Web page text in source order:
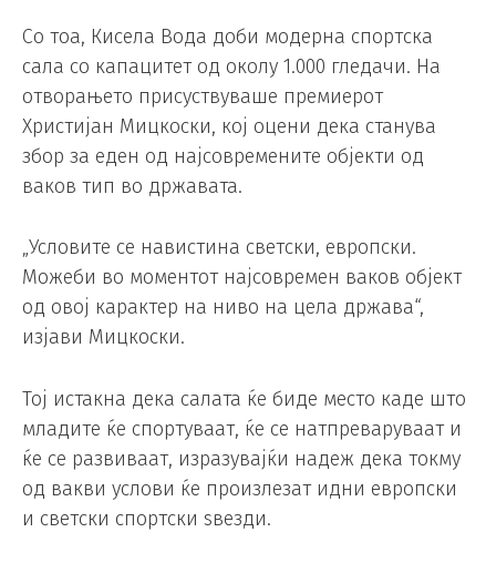
Со тоа, Кисела Вода доби модерна спортска
сала со капацитет од околу 1.000 гледачи. На
отворањето присуствуваше премиерот
Христијан Мицкоски, кој оцени дека станува
збор за еден од најсовремените објекти од
ваков тип во државата.
„Условите се навистина светски, европски.
Можеби во моментот најсовремен ваков објект
од овој карактер на ниво на цела држава“,
изјави Мицкоски.
Тој истакна дека салата ќе биде место каде што
младите ќе спортуваат, ќе се натпреваруваат и
ќе се развиваат, изразувајќи надеж дека токму
од вакви услови ќе произлезат идни европски
и светски спортски ѕвезди.